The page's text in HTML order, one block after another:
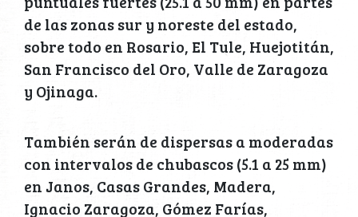
de las zonas sur y noreste del estado,
sobre todo en Rosario, El Tule, Huejotitán,
San Francisco del Oro, Valle de Zaragoza
y Ojinaga.
También serán de dispersas a moderadas
con intervalos de chubascos (5.1 a 25 mm)
en Janos, Casas Grandes, Madera,
Ignacio Zaragoza, Gómez Farías,